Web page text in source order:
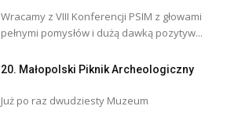
Wracamy z VIII Konferencji PSIM z głowami
pełnymi pomysłów i dużą dawką pozytyw...
20. Małopolski Piknik Archeologiczny
Już po raz dwudziesty Muzeum